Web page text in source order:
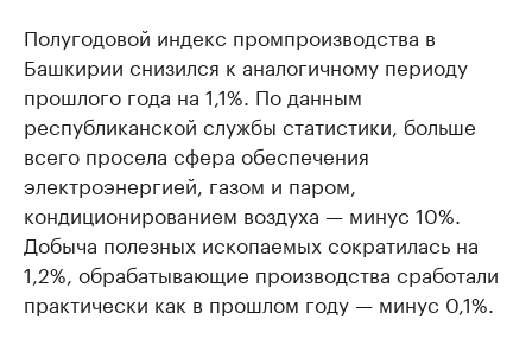
Полугодовой индекс промпроизводства в
Башкирии снизился к аналогичному периоду
прошлого года на 1,1%. По данным
республиканской службы статистики, больше
всего просела сфера обеспечения
электроэнергией, газом и паром,
кондиционированием воздуха — минус 10%.
Добыча полезных ископаемых сократилась на
1,2%, обрабатывающие производства сработали
практически как в прошлом году — минус 0,1%.